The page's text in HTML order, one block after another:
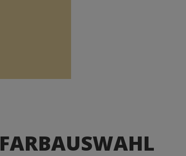
FARBAUSWAHL